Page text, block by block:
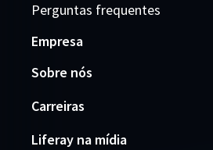
Perguntas frequentes
Empresa
Sobre nós
Carreiras
Liferay na mídia